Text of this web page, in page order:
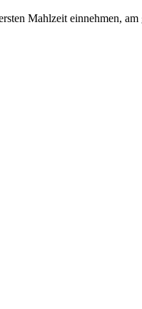
Mahlzeit einnehmen,